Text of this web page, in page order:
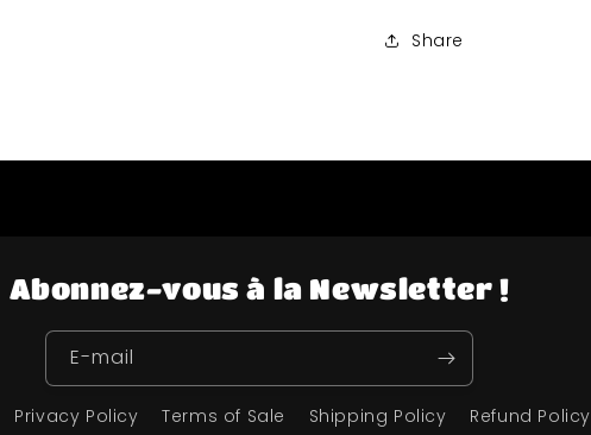
Share
Abonnez-vous à la Newsletter !
E-mail
Privacy Policy Terms of Sale Shipping Policy Refund Policy